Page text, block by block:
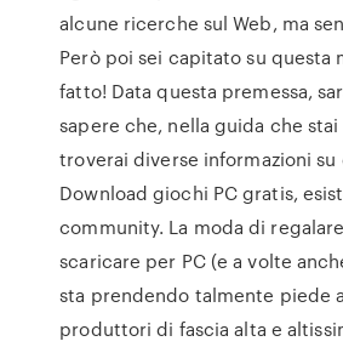
alcune ricerche sul Web, ma
Però poi sei capitato su questa
fatto! Data questa premessa,
sapere che, nella guida che
troverai diverse informazioni
Download giochi PC gratis,
community. La moda di
scaricare per PC (e a volte
sta prendendo talmente piede
produttori di fascia alta e